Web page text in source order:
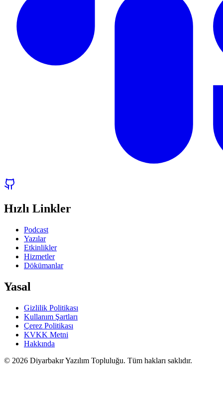
Hızlı Linkler
Podcast
Yazılar
Etkinlikler
Hizmetler
Dökümanlar
Yasal
Gizlilik Politikası
Kullanım Şartları
Çerez Politikası
KVKK Metni
Hakkında
© 2026 Diyarbakır Yazılım Topluluğu. Tüm hakları saklıdır.